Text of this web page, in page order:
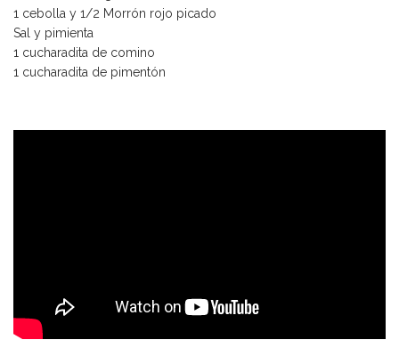
1 cebolla y 1/2 Morrón rojo picado
Sal y pimienta
1 cucharadita de comino
1 cucharadita de pimentón